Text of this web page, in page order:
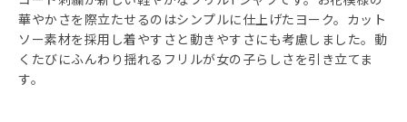
華やかさを際立たせるのはシンプルに仕上げたヨーク。カット
ソー素材を採用し着やすさと動きやすさにも考慮しました。動
くたびにふんわり揺れるフリルが女の子らしさを引き立てま
す。